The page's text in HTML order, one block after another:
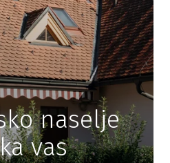
naselje
vas